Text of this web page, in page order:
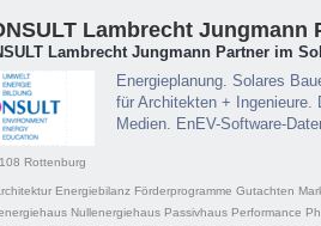
Lambrecht Jungmann
Lambrecht Jungmann Partner im
Energieplanung. Solares
für Architekten + Ingenieure.
Medien. EnEV-Software-
Rottenburg
Energiebilanz Förderprogramme Gutachten
Nullenergiehaus Passivhaus Performance